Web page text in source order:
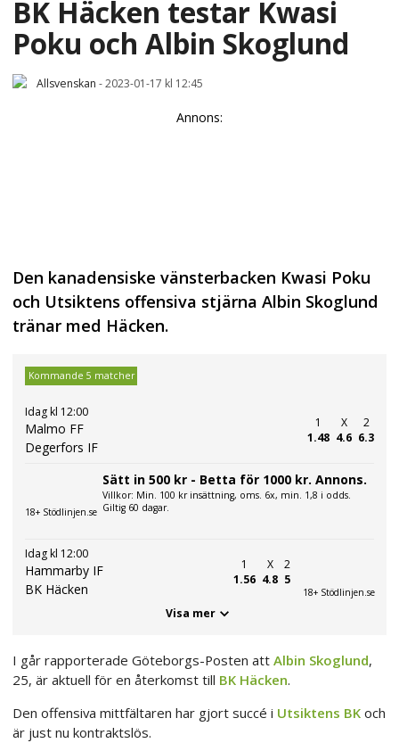
BK Häcken testar Kwasi
Poku och Albin Skoglund
Allsvenskan -2023-01-17 kl 12:45
Annons:
Den kanadensiske vänsterbacken Kwasi Poku
och Utsiktens offensiva stjärna Albin Skoglund
tränar med Häcken.
Kommande 5 matcher
Idag kl 12:00
Malmo FF
Degerfors IF
1
1.48
X
4.6
2
6.3
18+ Stödlinjen.se
Sätt in 500 kr - Betta för 1000 kr. Annons.
Villkor: Min. 100 kr insättning, oms. 6x, min. 1,8 i odds.
Giltig 60 dagar.
Idag kl 12:00
Hammarby IF
BK Häcken
1
1.56
X
4.8
2
5
18+ Stödlinjen.se
Visa mer
I går rapporterade Göteborgs-Posten att Albin Skoglund,
25, är aktuell för en återkomst till BK Häcken.
Den offensiva mittfältaren har gjort succé i Utsiktens BK och
är just nu kontraktslös.